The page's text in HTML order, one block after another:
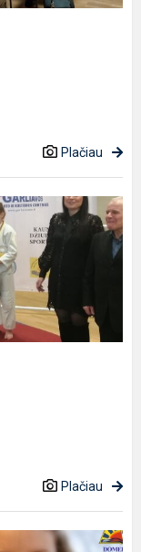
Plačiau
Plačiau